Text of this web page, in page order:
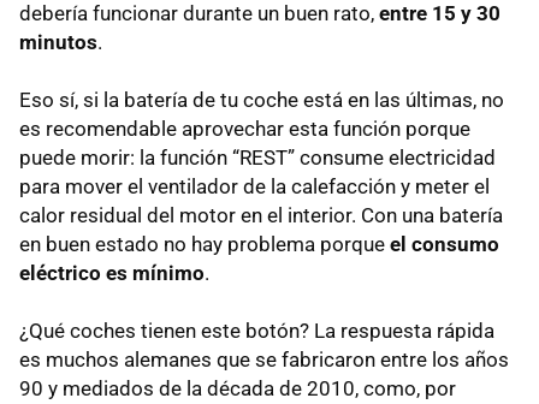
debería funcionar durante un buen rato, entre 15 y 30
minutos.
Eso sí, si la batería de tu coche está en las últimas, no
es recomendable aprovechar esta función porque
puede morir: la función “REST” consume electricidad
para mover el ventilador de la calefacción y meter el
calor residual del motor en el interior. Con una batería
en buen estado no hay problema porque el consumo
eléctrico es mínimo.
¿Qué coches tienen este botón? La respuesta rápida
es muchos alemanes que se fabricaron entre los años
90 y mediados de la década de 2010, como, por